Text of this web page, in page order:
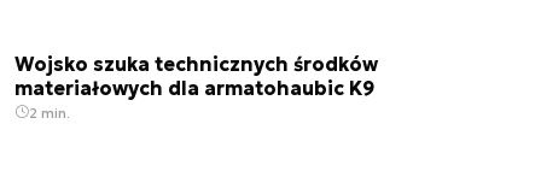
Wojsko szuka technicznych środków
materiałowych dla armatohaubic K9
2 min.